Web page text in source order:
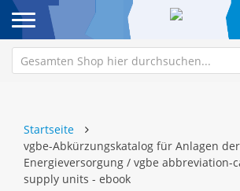
Startseite
vgbe-Abkürzungskatalog für Anlagen der
Energieversorgung / vgbe abbreviation-
supply units - ebook